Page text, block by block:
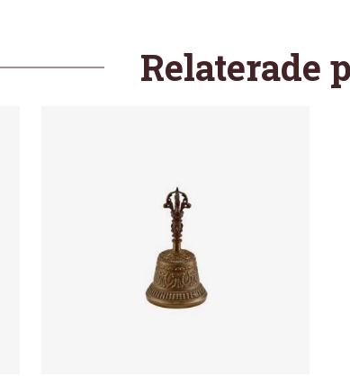
Relaterade